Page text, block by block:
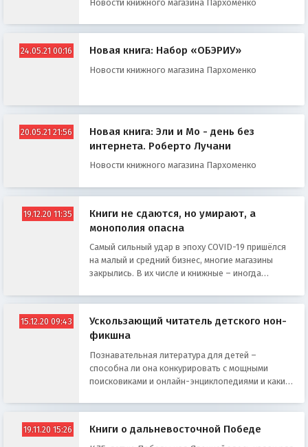
Новости книжного магазина Пархоменко
24.05.21 00:16 Новая книга: Набор «ОБЭРИУ»
Новости книжного магазина Пархоменко
20.05.21 21:56
Новая книга: Эли и Мо - день без
интернета. Роберто Лучани
Новости книжного магазина Пархоменко
19.12.20 11:35
Книги не сдаются, но умирают, а
монополия опасна
Самый сильный удар в эпоху COVID-19 пришёлся
на малый и средний бизнес, многие магазины
закрылись. В их числе и книжные – иногда
15.12.20 09:43
Ускользающий читатель детского нон-
фикшна
Познавательная литература для детей –
способна ли она конкурировать с мощными
поисковиками и онлайн-энциклопедиями и каким
19.11.20 15:26 Книги о дальневосточной Победе